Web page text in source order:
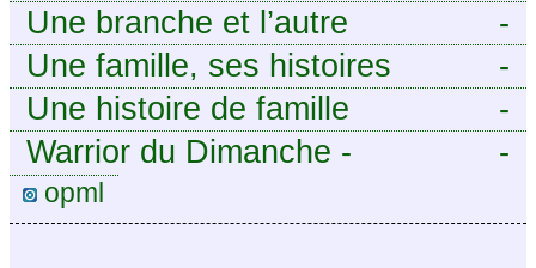
-
Une branche et l’autre
-
Une famille, ses histoires
-
Une histoire de famille
-
Warrior du Dimanche -
Publication à caractère
intermittent, approximatif et
opml